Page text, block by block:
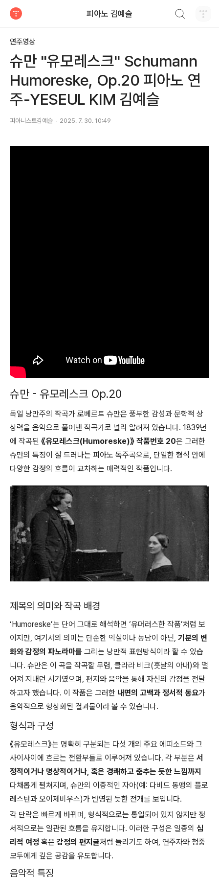
피아노 김예슬
연주영상
슈만 "유모레스크" Schumann
Humoreske, Op.20 피아노 연
주-YESEUL KIM 김예슬
피아니스트김예슬 2025. 7. 30. 10:49
슈만 - 유모레스크 Op.20
독일 낭만주의 작곡가 로베르트 슈만은 풍부한 감성과 문학적 상
상력을 음악으로 풀어낸 작곡가로 널리 알려져 있습니다. 1839년
에 작곡된 《유모레스크(Humoreske)》 작품번호 20은 그러한
슈만의 특징이 잘 드러나는 피아노 독주곡으로, 단일한 형식 안에
다양한 감정의 흐름이 교차하는 매력적인 작품입니다.
제목의 의미와 작곡 배경
‘Humoreske’는 단어 그대로 해석하면 ‘유머러스한 작품’처럼 보
이지만, 여기서의 의미는 단순한 익살이나 농담이 아닌, 기분의 변
화와 감정의 파노라마를 그리는 낭만적 표현방식이라 할 수 있습
니다. 슈만은 이 곡을 작곡할 무렵, 클라라 비크(훗날의 아내)와 떨
어져 지내던 시기였으며, 편지와 음악을 통해 자신의 감정을 전달
하고자 했습니다. 이 작품은 그러한 내면의 고백과 정서적 동요가
음악적으로 형상화된 결과물이라 볼 수 있습니다.
형식과 구성
《유모레스크》는 명확히 구분되는 다섯 개의 주요 에피소드와 그
사이사이에 흐르는 전환부들로 이루어져 있습니다. 각 부분은 서
정적이거나 명상적이거나, 혹은 경쾌하고 춤추는 듯한 느낌까지
다채롭게 펼쳐지며, 슈만의 이중적인 자아(예: 다비드 동맹의 플로
레스탄과 오이제비우스)가 반영된 듯한 전개를 보입니다.
각 단락은 빠르게 바뀌며, 형식적으로는 통일되어 있지 않지만 정
서적으로는 일관된 흐름을 유지합니다. 이러한 구성은 일종의 심
리적 여정 혹은 감정의 편지글처럼 들리기도 하여, 연주자와 청중
모두에게 깊은 공감을 유도합니다.
음악적 특징